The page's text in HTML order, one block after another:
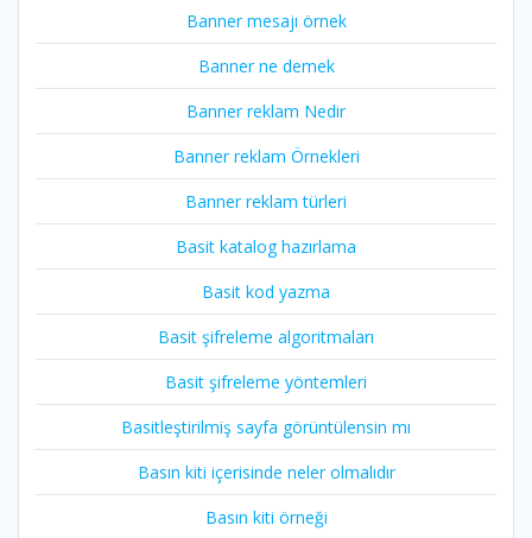
Banner mesajı örnek
Banner ne demek
Banner reklam Nedir
Banner reklam Örnekleri
Banner reklam türleri
Basit katalog hazırlama
Basit kod yazma
Basit şifreleme algoritmaları
Basit şifreleme yöntemleri
Basitleştirilmiş sayfa görüntülensin mı
Basın kiti içerisinde neler olmalıdır
Basın kiti örneği